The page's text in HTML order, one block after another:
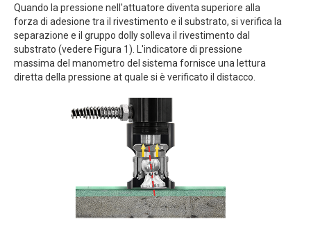
Quando la pressione nell'attuatore diventa superiore alla
forza di adesione tra il rivestimento e il substrato, si verifica la
separazione e il gruppo dolly solleva il rivestimento dal
substrato (vedere Figura 1). L'indicatore di pressione
massima del manometro del sistema fornisce una lettura
diretta della pressione at quale si è verificato il distacco.